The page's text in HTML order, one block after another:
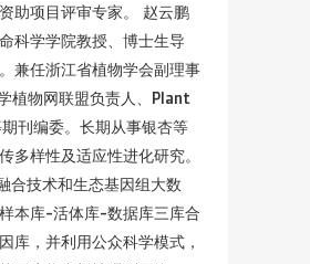
助项目评审专家。 赵云鹏
科学学院教授、博士生导
兼任浙江省植物学会副理事
植物网联盟负责人、Plant
刊编委。长期从事银杏等
多样性及适应性进化研究。
合技术和生态基因组大数
本库-活体库-数据库三库合
库，并利用公众科学模式，